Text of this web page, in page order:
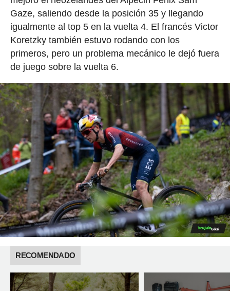
Gaze, saliendo desde la posición 35 y llegando
igualmente al top 5 en la vuelta 4. El francés Victor
Koretzky también estuvo rodando con los
primeros, pero un problema mecánico le dejó fuera
de juego sobre la vuelta 6.
RECOMENDADO